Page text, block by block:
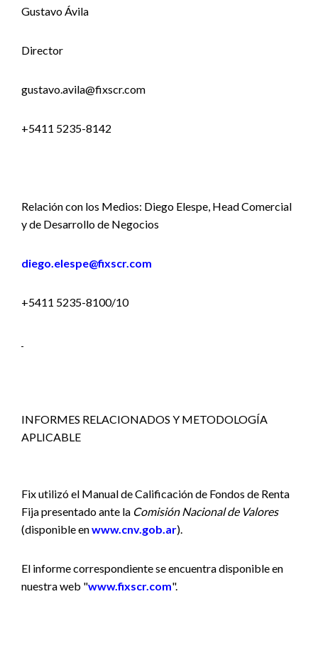
Gustavo Ávila
Director
gustavo.avila@fixscr.com
+5411 5235-8142
Relación con los Medios: Diego Elespe, Head Comercial
y de Desarrollo de Negocios
diego.elespe@fixscr.com
+5411 5235-8100/10
INFORMES RELACIONADOS Y METODOLOGÍA
APLICABLE
Fix utilizó el Manual de Calificación de Fondos de Renta
Fija presentado ante la Comisión Nacional de Valores
(disponible enwww.cnv.gob.ar).
El informe correspondiente se encuentra disponible en
nuestra web "www.fixscr.com".